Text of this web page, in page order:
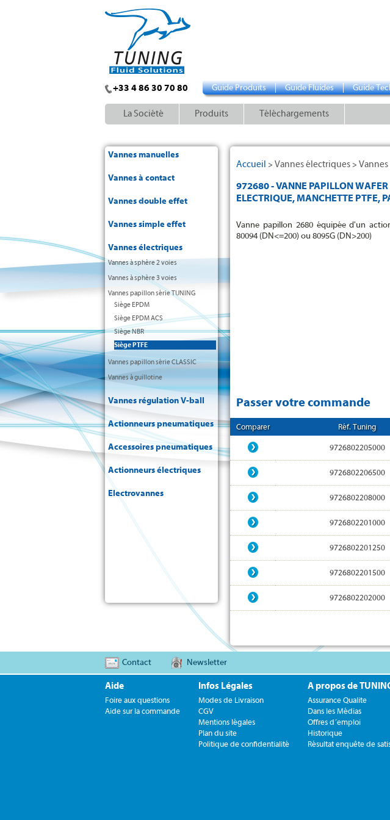
+33 4 86 30 70 80 Guide Produits Guide Fluides Guide
La Société Produits Téléchargements
Vannes manuelles
Vannes à contact
Vannes double effet
Vannes simple effet
Vannes électriques
Vannes à sphère 2 voies
Vannes à sphère 3 voies
Vannes papillon série TUNING
Siège EPDM
Siège EPDM ACS
Siège NBR
Siège PTFE
Vannes papillon série CLASSIC
Vannes à guillotine
Vannes régulation V-ball
Actionneurs pneumatiques
Accessoires pneumatiques
Actionneurs électriques
Electrovannes
Accueil > Vannes électriques >
972680 - VANNE PAPILLON
ELECTRIQUE, MANCHETTE PTFE,
Vanne papillon 2680 équipée d'un
80094 (DN<=200) ou 8095G (DN>200)
Passer votre commande
Comparer Réf. Tuning
9726802205000
9726802206500
9726802208000
9726802201000
9726802201250
9726802201500
9726802202000
Contact Newsletter
Aide
Foire aux questions
Aide sur la commande
Infos Légales
Modes de Livraison
CGV
Mentions légales
Plan du site
Politique de confidentialité
A propos de
Assurance Qualite
Dans les Médias
Offres d´emploi
Historique
Résultat enquête de